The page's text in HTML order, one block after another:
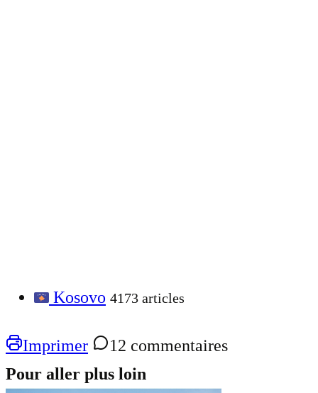
Kosovo 4173 articles
Imprimer
12 commentaires
Pour aller plus loin